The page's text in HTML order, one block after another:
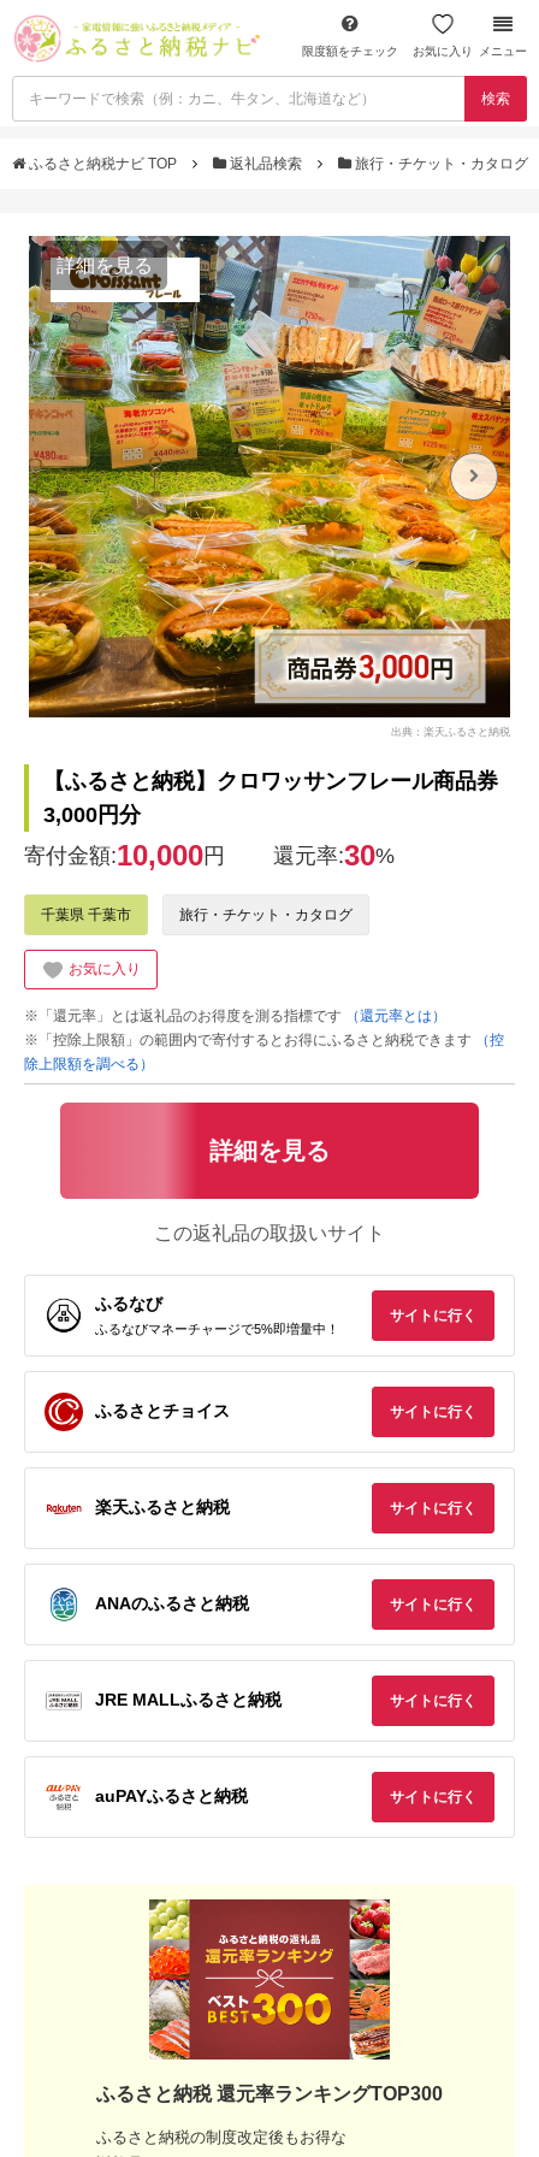
限度額をチェック お気に入り メニュー
検索
ふるさと納税ナビ TOP 返礼品検索 旅行・チケット・カタログ
詳細を見る
出典：楽天ふるさと納税
【ふるさと納税】クロワッサンフレール商品券
3,000円分
寄付金額:10,000円 還元率:30%
千葉県 千葉市 旅行・チケット・カタログ
お気に入り
※「還元率」とは返礼品のお得度を測る指標です
（還元率とは）
※「控除上限額」の範囲内で寄付するとお得にふるさと納税できます
（控
除上限額を調べる）
詳細を見る
この返礼品の取扱いサイト
ふるなび
ふるなびマネーチャージで5%即増量中！
サイトに行く
ふるさとチョイス サイトに行く
楽天ふるさと納税 サイトに行く
ANAのふるさと納税 サイトに行く
JRE MALLふるさと納税 サイトに行く
auPAYふるさと納税 サイトに行く
ふるさと納税 還元率ランキングTOP300
ふるさと納税の制度改定後もお得な